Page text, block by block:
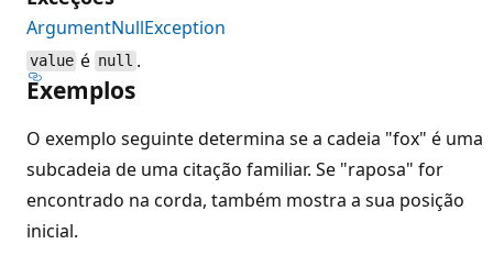
ArgumentNullException
value é null .
Exemplos
O exemplo seguinte determina se a cadeia "fox" é uma
subcadeia de uma citação familiar. Se "raposa" for
encontrado na corda, também mostra a sua posição
inicial.